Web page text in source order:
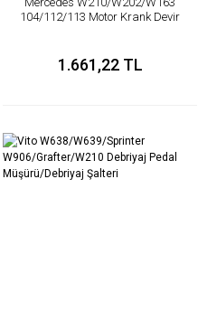
104/112/113 Motor Krank Devir
1.661,22 TL